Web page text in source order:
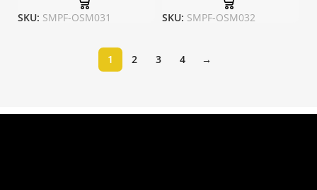
SKU: SMPF-OSM031 SKU: SMPF-OSM032
1 2 3 4 →